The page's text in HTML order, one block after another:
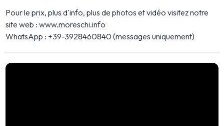
Pour le prix, plus d'info, plus de photos et vidéo visitez notre
site web : www.moreschi.info
WhatsApp : +39-3928460840 (messages uniquement)